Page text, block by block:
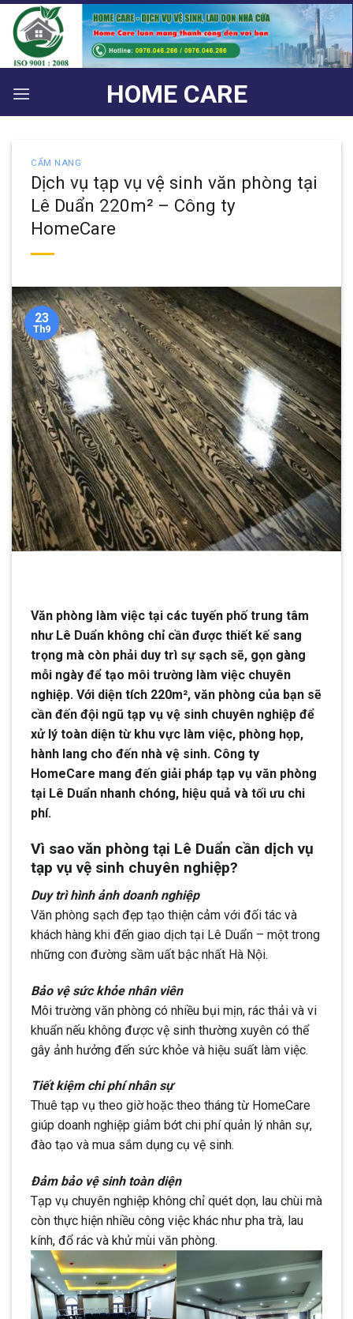
Bỏ
qua
nội
dung
HOME CARE
CẨM NANG
Dịch vụ tạp vụ vệ sinh văn phòng tại
Lê Duẩn 220m² – Công ty
HomeCare
23
Th9
Văn phòng làm việc tại các tuyến phố trung tâm
như Lê Duẩn không chỉ cần được thiết kế sang
trọng mà còn phải duy trì sự sạch sẽ, gọn gàng
mỗi ngày để tạo môi trường làm việc chuyên
nghiệp. Với diện tích 220m², văn phòng của bạn sẽ
cần đến đội ngũ tạp vụ vệ sinh chuyên nghiệp để
xử lý toàn diện từ khu vực làm việc, phòng họp,
hành lang cho đến nhà vệ sinh. Công ty
HomeCare mang đến giải pháp tạp vụ văn phòng
tại Lê Duẩn nhanh chóng, hiệu quả và tối ưu chi
phí.
Vì sao văn phòng tại Lê Duẩn cần dịch vụ
tạp vụ vệ sinh chuyên nghiệp?
Duy trì hình ảnh doanh nghiệp
Văn phòng sạch đẹp tạo thiện cảm với đối tác và
khách hàng khi đến giao dịch tại Lê Duẩn – một trong
những con đường sầm uất bậc nhất Hà Nội.
Bảo vệ sức khỏe nhân viên
Môi trường văn phòng có nhiều bụi mịn, rác thải và vi
khuẩn nếu không được vệ sinh thường xuyên có thể
gây ảnh hưởng đến sức khỏe và hiệu suất làm việc.
Tiết kiệm chi phí nhân sự
Thuê tạp vụ theo giờ hoặc theo tháng từ HomeCare
giúp doanh nghiệp giảm bớt chi phí quản lý nhân sự,
đào tạo và mua sắm dụng cụ vệ sinh.
Đảm bảo vệ sinh toàn diện
Tạp vụ chuyên nghiệp không chỉ quét dọn, lau chùi mà
còn thực hiện nhiều công việc khác như pha trà, lau
kính, đổ rác và khử mùi văn phòng.